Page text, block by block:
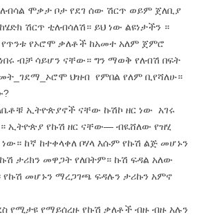
ሞቃታ ቦታ የደገ ሰው ሽርጥ ወይም ጀለቢያ
ሽርጥ ቲለብሳለሽ። ይህ ነው ልዩነታችን ።
የኦሮሞ ቃለቶች ከአመተ አለም ጀምሮ
ብቻ ሳይሆን ናቸው። ግን ማወቅ የለብሽ በፍት
ህዝብ የምበል የለም ቢየሻለሁ።
ኢትዮጵያኖች ናቸው ኩሽኮ ዘር ነው አገሩ
ኢትዮጵያ የኩሽ ዘር ናቸው— ብዪሸለው የዝሂ
ነው። ከኛ ከተቀላቀለ ቦሃላ እሱም የኩሽ ልጅ መሆኑን
ታሪክን መዋጋት የለበትም። ኩሽ ፍዳል አለው
የኩሽ መሆኑን ማረጋገጫ ፍዳሉን ታሪኩን አምኖ
የሚታዩ የማይሰረዙ የኩሽ ቃለቶች ብዙ ብዙ አሉን